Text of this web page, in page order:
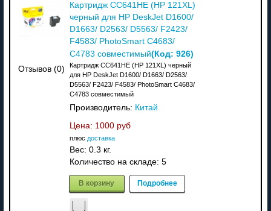
Отзывов (0)
Картридж CC641HE (HP 121XL)
черный для HP DeskJet D1600/
D1663/ D2563/ D5563/ F2423/
F4583/ PhotoSmart C4683/
C4783 совместимый(Код: 926)
Картридж CC641HE (HP 121XL) черный
для HP DeskJet D1600/ D1663/ D2563/
D5563/ F2423/ F4583/ PhotoSmart C4683/
C4783 совместимый
Производитель: Китай
Цена: 1000 руб
плюс доставка
Вес: 0.3 кг.
Количество на складе: 5
В корзину Подробнее